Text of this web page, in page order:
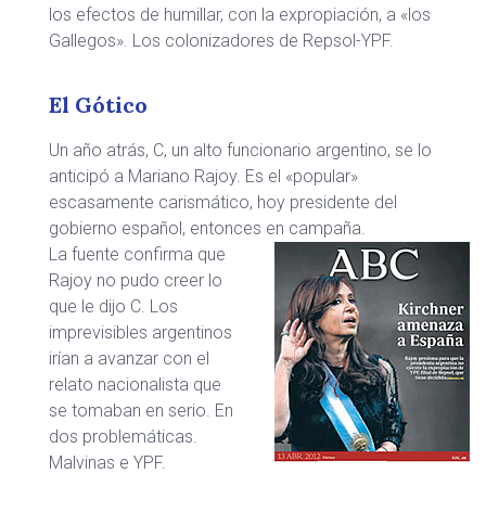
los efectos de humillar, con la expropiación, a «los
Gallegos». Los colonizadores de Repsol-YPF.
El Gótico
Un año atrás, C, un alto funcionario argentino, se lo
anticipó a Mariano Rajoy. Es el «popular»
escasamente carismático, hoy presidente del
gobierno español, entonces en campaña.
La fuente confirma que
Rajoy no pudo creer lo
que le dijo C. Los
imprevisibles argentinos
irían a avanzar con el
relato nacionalista que
se tomaban en serio. En
dos problemáticas.
Malvinas e YPF.